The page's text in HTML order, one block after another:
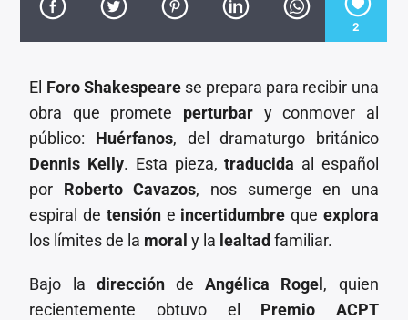
Invencible Radio
2
El Foro Shakespearese prepara para recibir una
obra que promete perturbar y conmover al
público: Huérfanos, del dramaturgo británico
Dennis Kelly. Esta pieza,traducida al español
por Roberto Cavazos, nos sumerge en una
espiral de tensióne incertidumbre que explora
los límites de la moral y la lealtad familiar.
Bajo la direccióndeAngélica Rogel , quien
recientemente obtuvo el Premio ACPT